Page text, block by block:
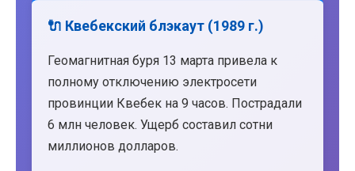
🔌 Квебекский блэкаут (1989 г.)
Геомагнитная буря 13 марта привела к
полному отключению электросети
провинции Квебек на 9 часов. Пострадали
6 млн человек. Ущерб составил сотни
миллионов долларов.